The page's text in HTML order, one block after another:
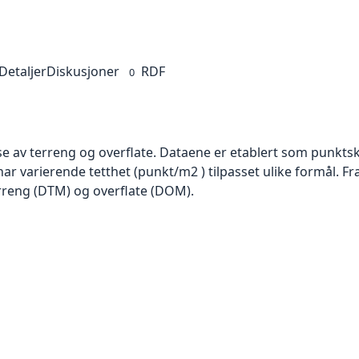
Diskusjoner 0 RDF
av terreng og overflate. Dataene er etablert som
varierende tetthet (punkt/m2 ) tilpasset ulike formål.
(DTM) og overflate (DOM).